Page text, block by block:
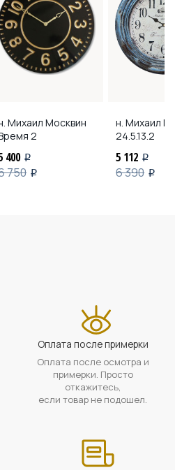
Михаил Москвин
2
400 i
750 i
н. Михаил
24.5.13.2
5 112 i
6 390 i
Оплата после примерки
Оплата после осмотра и
примерки. Просто
откажитесь,
если товар не подошел.